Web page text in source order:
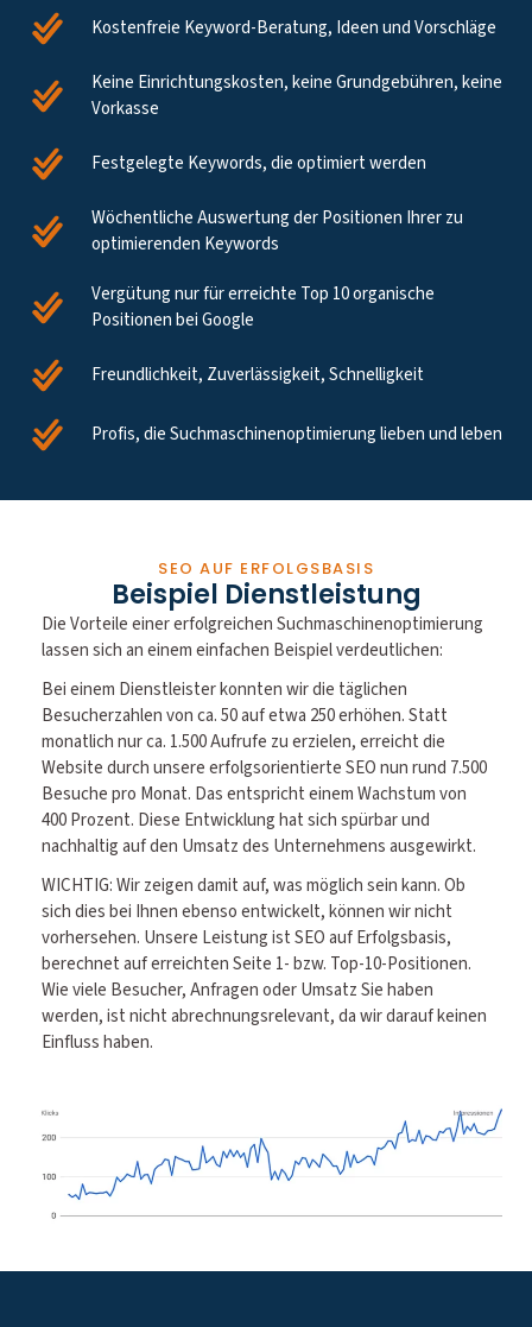
Kostenfreie Keyword-Beratung, Ideen und Vorschläge
Keine Einrichtungskosten, keine Grundgebühren, keine
Vorkasse
Festgelegte Keywords, die optimiert werden
Wöchentliche Auswertung der Positionen Ihrer zu
optimierenden Keywords
Vergütung nur für erreichte Top 10 organische
Positionen bei Google
Freundlichkeit, Zuverlässigkeit, Schnelligkeit
Profis, die Suchmaschinenoptimierung lieben und leben
SEO AUF ERFOLGSBASIS
Beispiel Dienstleistung
Die Vorteile einer erfolgreichen Suchmaschinenoptimierung
lassen sich an einem einfachen Beispiel verdeutlichen:
Bei einem Dienstleister konnten wir die täglichen
Besucherzahlen von ca. 50 auf etwa 250 erhöhen. Statt
monatlich nur ca. 1.500 Aufrufe zu erzielen, erreicht die
Website durch unsere erfolgsorientierte SEO nun rund 7.500
Besuche pro Monat. Das entspricht einem Wachstum von
400 Prozent. Diese Entwicklung hat sich spürbar und
nachhaltig auf den Umsatz des Unternehmens ausgewirkt.
WICHTIG: Wir zeigen damit auf, was möglich sein kann. Ob
sich dies bei Ihnen ebenso entwickelt, können wir nicht
vorhersehen. Unsere Leistung ist SEO auf Erfolgsbasis,
berechnet auf erreichten Seite 1- bzw. Top-10-Positionen.
Wie viele Besucher, Anfragen oder Umsatz Sie haben
werden, ist nicht abrechnungsrelevant, da wir darauf keinen
Einfluss haben.